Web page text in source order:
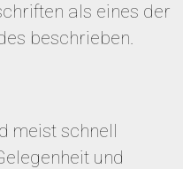
als eines der
beschrieben.
meist schnell
und